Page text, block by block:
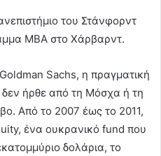
του Στάνφορντ
MBA στο Χάρβαρντ.
Sachs, η πραγματική
δεν ήρθε από τη Μόσχα ή τη
Από το 2007 έως το 2011,
ένα ουκρανικό fund που
δολάρια, το